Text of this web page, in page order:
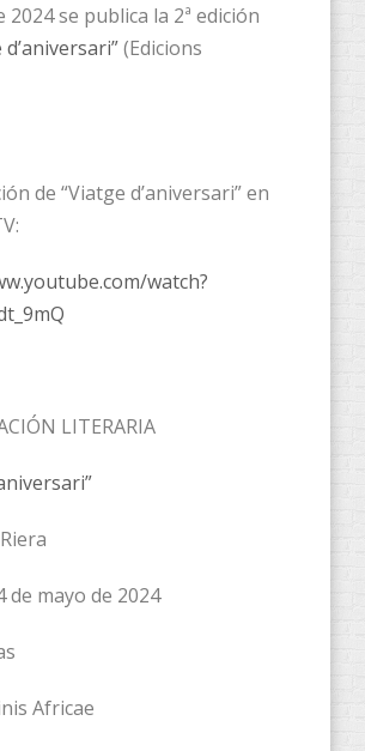
2024 se publica la 2ª edición
(Edicions
de “Viatge d’aniversari” en
watch?
LITERARIA
de mayo de 2024
Africae